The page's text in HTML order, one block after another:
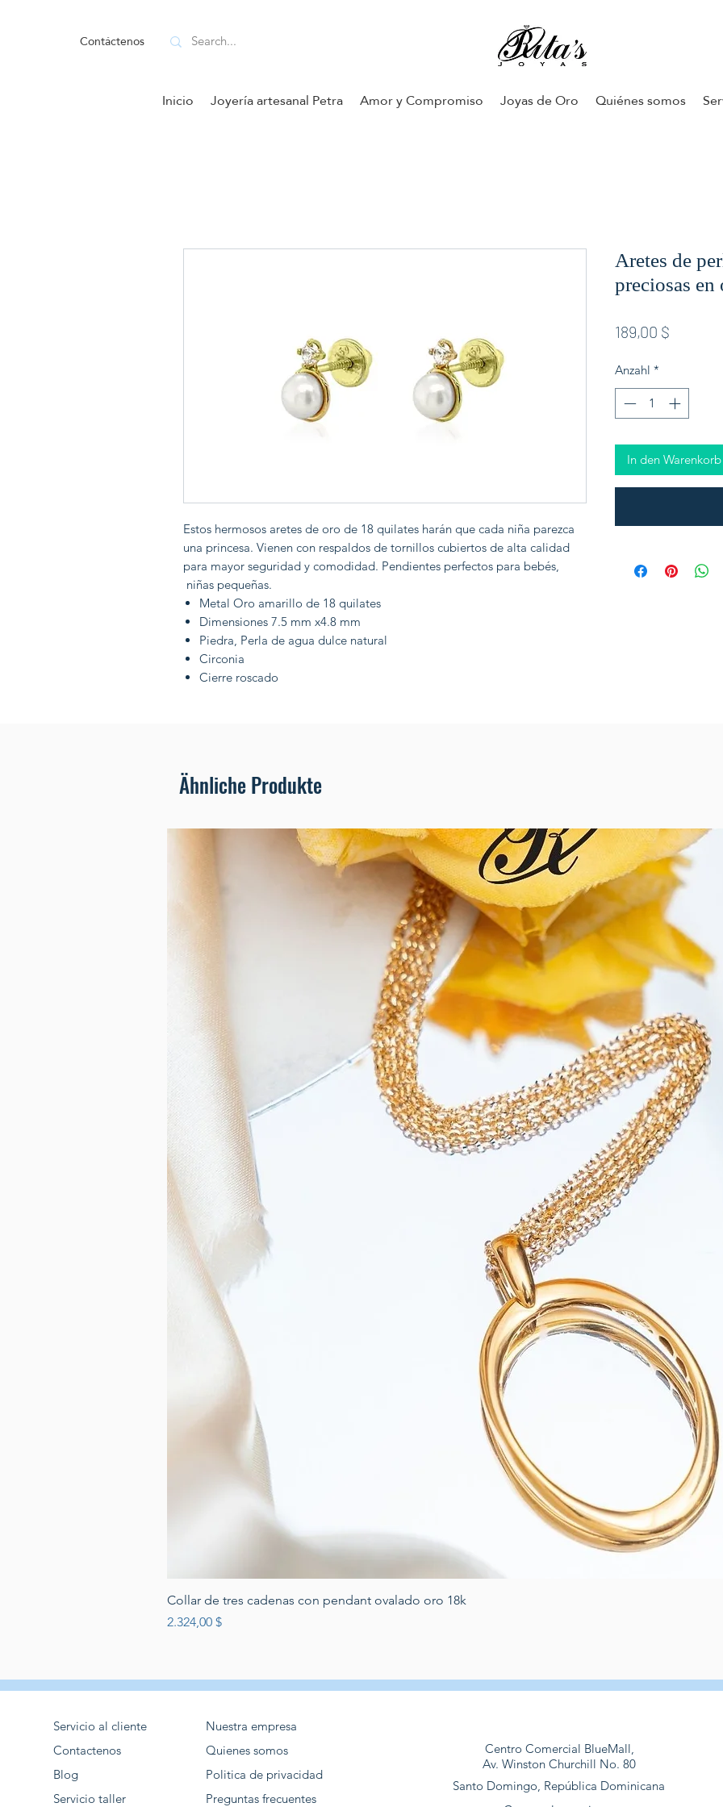
Contáctenos
Inicio Joyería artesanal Petra Amor y Compromiso Joyas de Oro Quiénes somos
Estos hermosos aretes de oro de 18 quilates harán que cada niña parezca
una princesa. Vienen con respaldos de tornillos cubiertos de alta calidad
para mayor seguridad y comodidad. Pendientes perfectos para bebés,
niñas pequeñas.
Metal Oro amarillo de 18 quilates
Dimensiones 7.5 mm x4.8 mm
Piedra, Perla de agua dulce natural
Circonia
Cierre roscado
Aretes de
preciosas
189,00 $
Anzahl *
In den Warenkorb
Ähnliche Produkte
Collar de tres cadenas con pendant ovalado oro 18k
Preis
2.324,00 $
Servicio al cliente
Contactenos
Blog
Servicio taller
Nuestra empresa
Quienes somos
Politica de privacidad
Preguntas frecuentes
Centro Comercial BlueMall,
Av. Winston Churchill No. 80
Santo Domingo, República Dominicana